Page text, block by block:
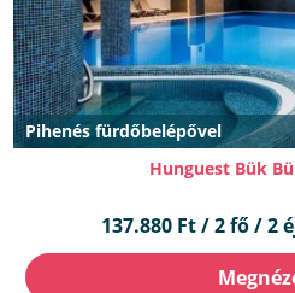
Pihenés fürdőbelépővel
Hunguest Bük
137.880 Ft / 2 fő / 2